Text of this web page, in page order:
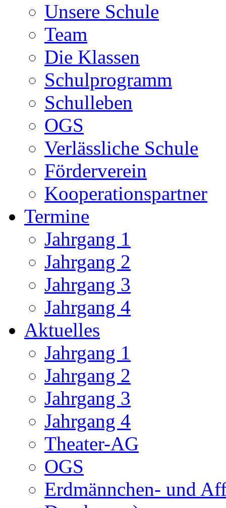
Unsere Schule
Team
Die Klassen
Schulprogramm
Schulleben
OGS
Verlässliche Schule
Förderverein
Kooperationspartner
Termine
Jahrgang 1
Jahrgang 2
Jahrgang 3
Jahrgang 4
Aktuelles
Jahrgang 1
Jahrgang 2
Jahrgang 3
Jahrgang 4
Theater-AG
OGS
Erdmännchen- und